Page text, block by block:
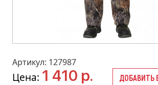
Артикул: 127987
Цена: 1 410 р. ДОБАВИТЬ